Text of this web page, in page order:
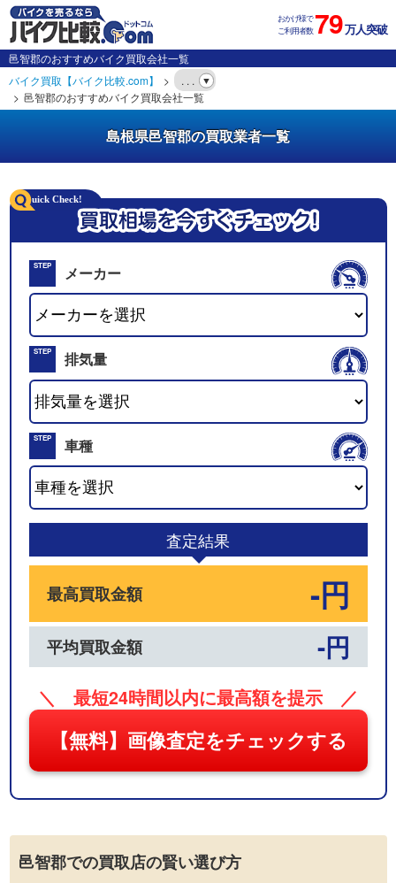
おかげ様で
ご利用者数79万人突破
邑智郡のおすすめバイク買取会社一覧
バイク買取【バイク比較.com】
. . .
邑智郡のおすすめバイク買取会社一覧
島根県邑智郡の買取業者一覧
STEP
01
メーカー
STEP
02
排気量
STEP
03
車種
査定結果
最高買取金額 -円
平均買取金額 -円
＼ 最短24時間以内に最高額を提示 ／
【無料】画像査定をチェックする
邑智郡での買取店の賢い選び方